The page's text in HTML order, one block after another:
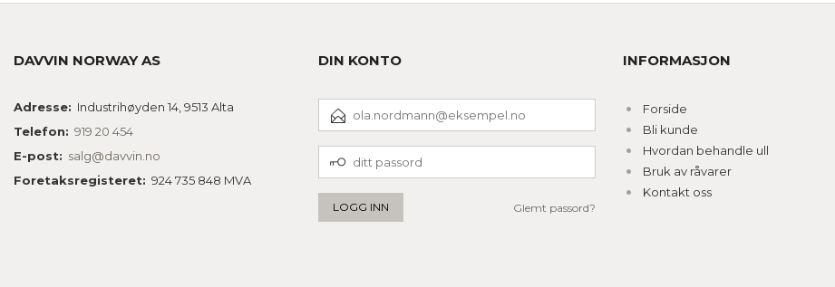
DAVVIN NORWAY AS
Adresse: Industrihøyden 14, 9513 Alta
Telefon: 919 20 454
E-post: salg@davvin.no
Foretaksregisteret: 924 735 848 MVA
DIN KONTO
POSTADRESSE
PASSORD
Glemt passord?
INFORMASJON
Forside
Bli kunde
Hvordan behandle ull
Bruk av råvarer
Kontakt oss